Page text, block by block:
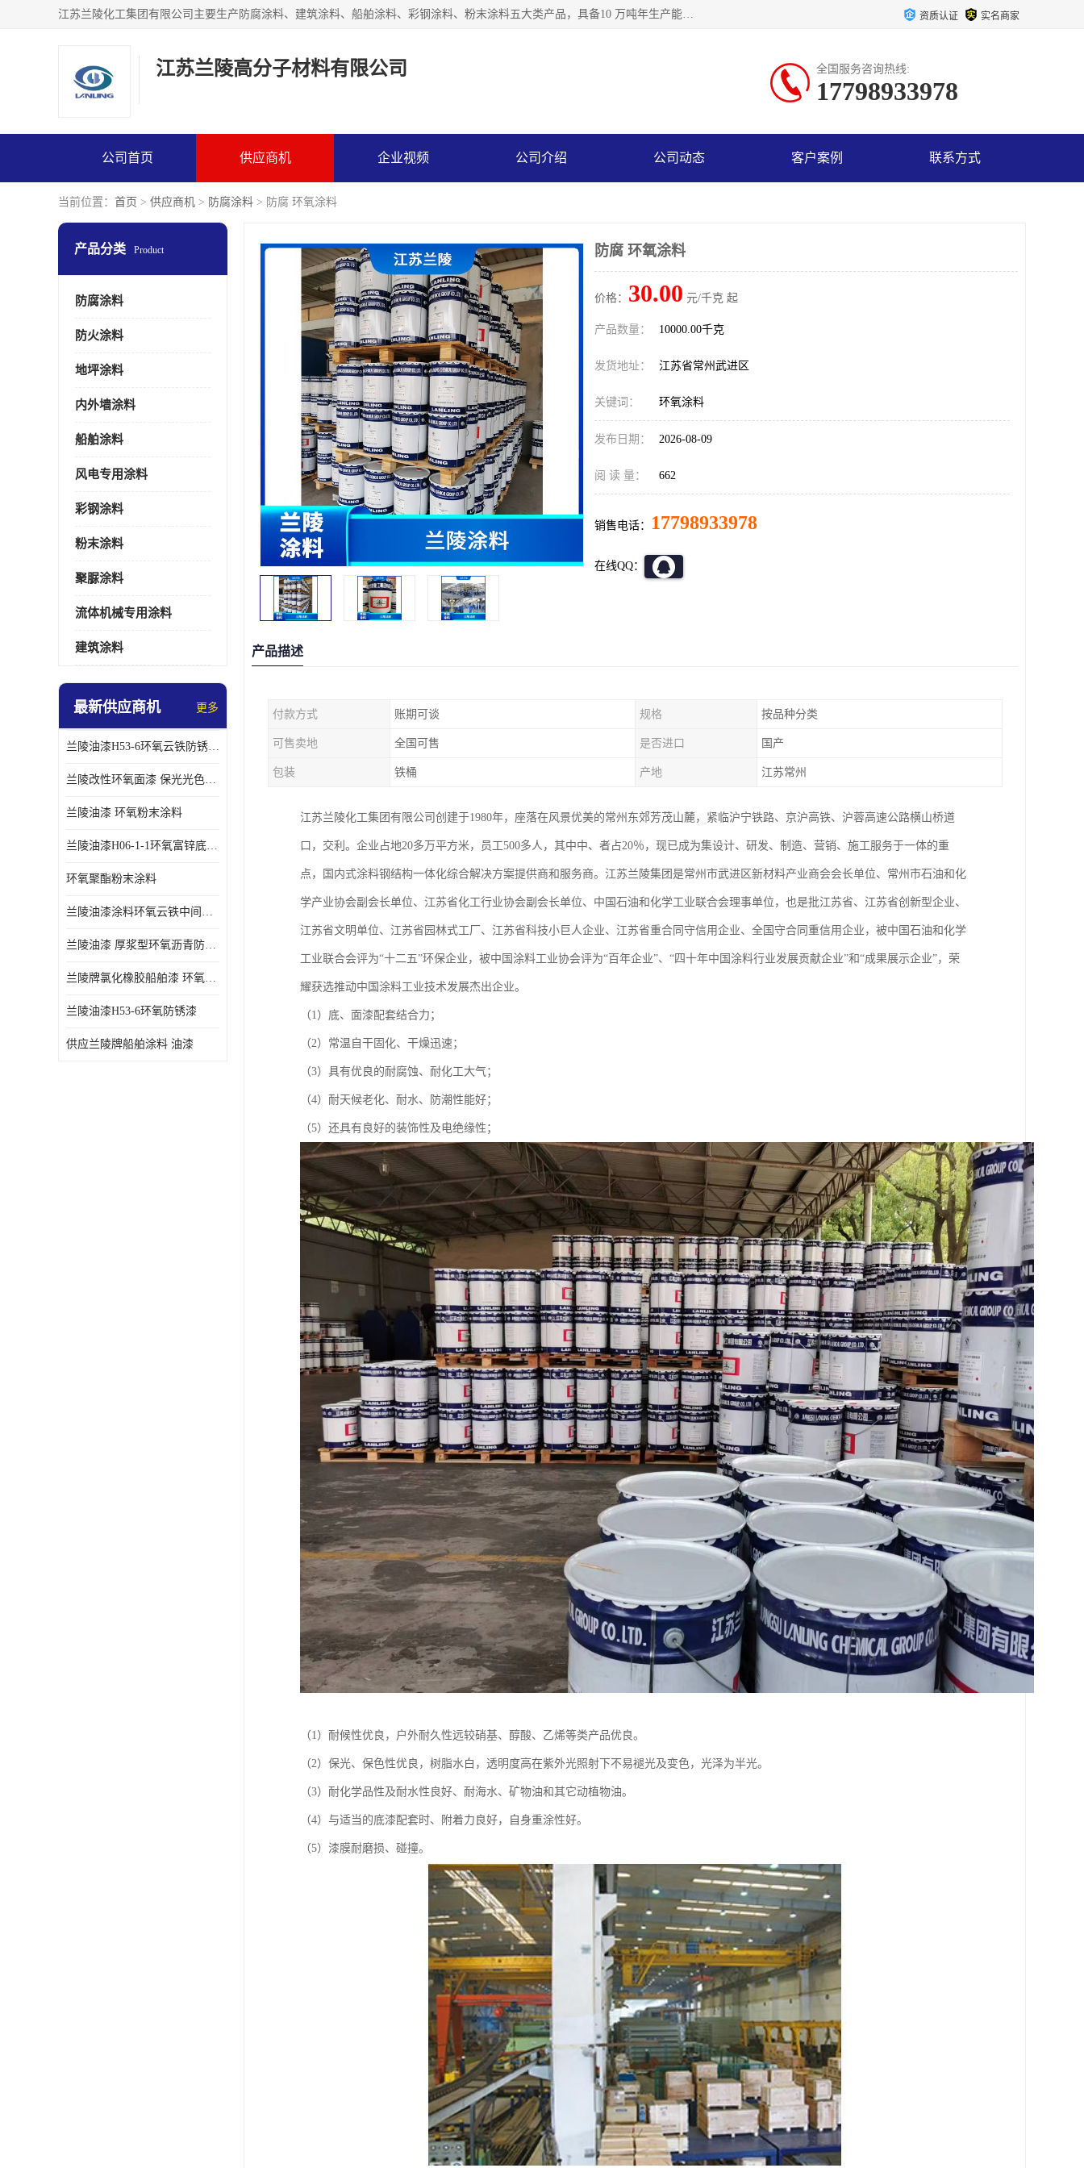
江苏兰陵化工集团有限公司主要生产防腐涂料、建筑涂料、船舶涂料、彩钢涂料、粉末涂料五大类产品，具备10 万吨年生产能力，可以提供优质精良的涂装施工服务，产品广销全国各地，大量出口亚非欧及拉美等国家。 资质认证 实名商家
江苏兰陵高分子材料有限公司 全国服务咨询热线:
17798933978
公司首页 供应商机 企业视频 公司介绍 公司动态 客户案例 联系方式
当前位置： 首页 > 供应商机 > 防腐涂料 > 防腐 环氧涂料
产品分类 Product
防腐涂料
防火涂料
地坪涂料
内外墙涂料
船舶涂料
风电专用涂料
彩钢涂料
粉末涂料
聚脲涂料
流体机械专用涂料
建筑涂料
最新供应商机 更多
兰陵油漆H53-6环氧云铁防锈漆链接性能强
兰陵改性环氧面漆 保光光色性更好 适用于室外防腐耐候性好
兰陵油漆 环氧粉末涂料
兰陵油漆H06-1-1环氧富锌底漆 船舶桥梁铁塔储罐防锈漆
环氧聚酯粉末涂料
兰陵油漆涂料环氧云铁中间漆、环氧煤沥青漆
兰陵油漆 厚浆型环氧沥青防锈漆 埋地管道专用漆
兰陵牌氯化橡胶船舶漆 环氧富锌底漆
兰陵油漆H53-6环氧防锈漆
供应兰陵牌船舶涂料 油漆
防腐 环氧涂料
价格： 30.00 元/千克 起
产品数量： 10000.00千克
发货地址： 江苏省常州武进区
关键词： 环氧涂料
发布日期： 2026-08-09
阅 读 量： 662
销售电话： 17798933978
在线QQ：
产品描述
付款方式 账期可谈 规格 按品种分类
可售卖地 全国可售 是否进口 国产
包装 铁桶 产地 江苏常州
江苏兰陵化工集团有限公司创建于1980年，座落在风景优美的常州东郊芳茂山麓，紧临沪宁铁路、京沪高铁、沪蓉高速公路横山桥道
口，交利。企业占地20多万平方米，员工500多人，其中中、者占20％，现已成为集设计、研发、制造、营销、施工服务于一体的重
点，国内式涂料钢结构一体化综合解决方案提供商和服务商。江苏兰陵集团是常州市武进区新材料产业商会会长单位、常州市石油和化
学产业协会副会长单位、江苏省化工行业协会副会长单位、中国石油和化学工业联合会理事单位，也是批江苏省、江苏省创新型企业、
江苏省文明单位、江苏省园林式工厂、江苏省科技小巨人企业、江苏省重合同守信用企业、全国守合同重信用企业，被中国石油和化学
工业联合会评为“十二五”环保企业，被中国涂料工业协会评为“百年企业”、“四十年中国涂料行业发展贡献企业”和“成果展示企业”，荣
耀获选推动中国涂料工业技术发展杰出企业。
（1）底、面漆配套结合力；
（2）常温自干固化、干燥迅速；
（3）具有优良的耐腐蚀、耐化工大气；
（4）耐天候老化、耐水、防潮性能好；
（5）还具有良好的装饰性及电绝缘性；
（1）耐候性优良，户外耐久性远较硝基、醇酸、乙烯等类产品优良。
（2）保光、保色性优良，树脂水白，透明度高在紫外光照射下不易褪光及变色，光泽为半光。
（3）耐化学品性及耐水性良好、耐海水、矿物油和其它动植物油。
（4）与适当的底漆配套时、附着力良好，自身重涂性好。
（5）漆膜耐磨损、碰撞。